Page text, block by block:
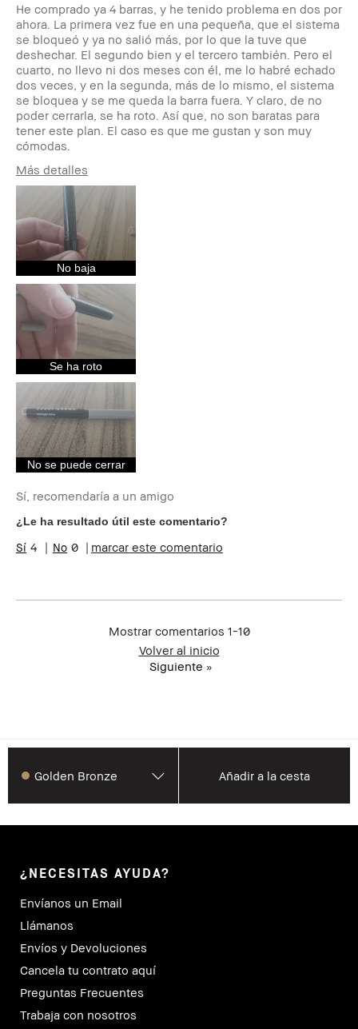
He comprado ya 4 barras, y he tenido problema en dos por
ahora. La primera vez fue en una pequeña, que el sistema
se bloqueó y ya no salió más, por lo que la tuve que
deshechar. El segundo bien y el tercero también. Pero el
cuarto, no llevo ni dos meses con él, me lo habré echado
dos veces, y en la segunda, más de lo mismo, el sistema
se bloquea y se me queda la barra fuera. Y claro, de no
poder cerrarla, se ha roto. Así que, no son baratas para
tener este plan. El caso es que me gustan y son muy
cómodas.
Más detalles
Tipo de piel
Tono de piel
Preocupaciones de
Beneficios del
producto
¿Recibiste algún
incentivo o
recompensa por
esta reseña?
No baja
Se ha roto
No se puede cerrar
Sí, recomendaría a un amigo
¿Le ha resultado útil este comentario?
4 0 marcar este comentario
Mostrar comentarios 1-10
Volver al inicio
Siguiente »
Golden Bronze Añadir a la cesta
¿NECESITAS AYUDA?
Envíanos un Email
Llámanos
Envíos y Devoluciones
Cancela tu contrato aquí
Preguntas Frecuentes
Trabaja con nosotros